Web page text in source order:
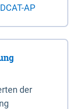
AP
der